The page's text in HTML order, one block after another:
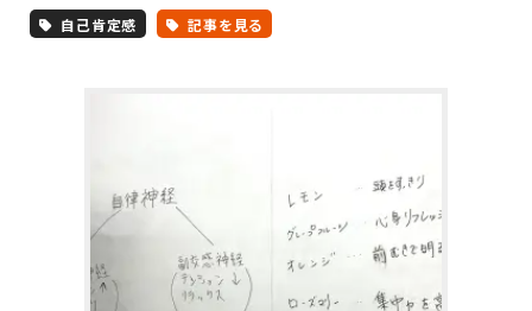
自己肯定感 記事を見る